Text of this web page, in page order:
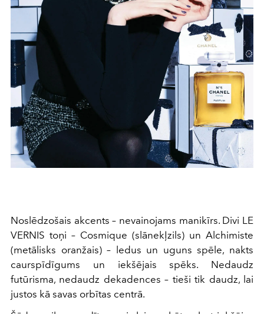
Noslēdzošais akcents – nevainojams manikīrs. Divi LE
VERNIS toņi – Cosmique (slānekļzils) un Alchimiste
(metālisks oranžais) – ledus un uguns spēle, nakts
caurspīdīgums un iekšējais spēks. Nedaudz
futūrisma, nedaudz dekadences – tieši tik daudz, lai
justos kā savas orbītas centrā.